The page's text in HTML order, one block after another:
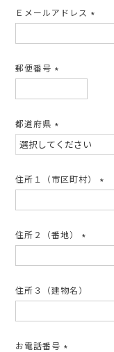
Ｅメールアドレス
須)
郵便番号
須)
都道府県
(必
須)
住所１（市区町村）
須)
住所２（番地）
須)
住所３（建物名）
お電話番号